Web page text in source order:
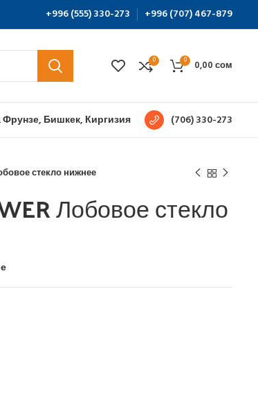
+996 (555) 330-273 +996 (707) 467-879
0 0 0,00сом
Фрунзе, Бишкек, Киргизия (706) 330-273
стекло нижнее
Лобовое стекло